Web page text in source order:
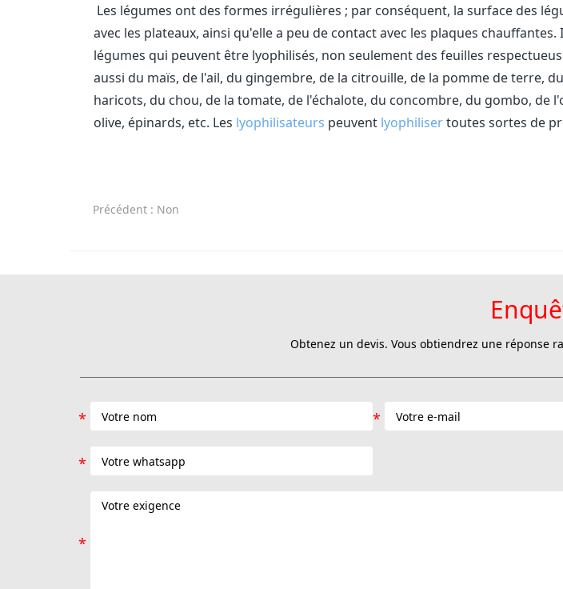
Les légumes ont des formes irrégulières ; par conséquent, la surface des
avec les plateaux, ainsi qu'elle a peu de contact avec les plaques
légumes qui peuvent être lyophilisés, non seulement des feuilles
aussi du maïs, de l'ail, du gingembre, de la citrouille, de la pomme de terre,
haricots, du chou, de la tomate, de l'échalote, du concombre, du gombo, de
olive, épinards, etc. Les lyophilisateurs peuvent lyophilisertoutes sortes de
Précédent : Non
Obtenez un devis. Vous obtiendrez une réponse